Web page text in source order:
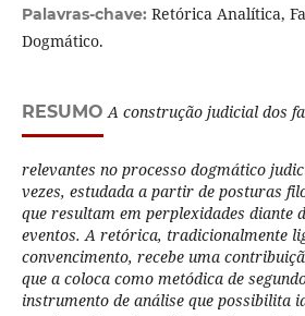
Palavras-chave: Retórica Analítica,
Dogmático.
RESUMO A construção judicial dos
relevantes no processo dogmático
vezes, estudada a partir de posturas
que resultam em perplexidades diante
eventos. A retórica, tradicionalmente
convencimento, recebe uma
que a coloca como metódica de
instrumento de análise que possibilita